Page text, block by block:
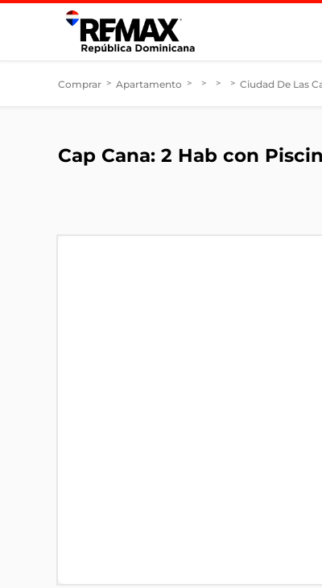
Comprar > Apartamento > > > > Ciudad De Las
Cap Cana: 2 Hab con